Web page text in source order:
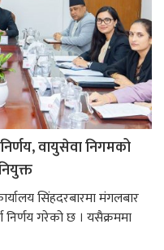
वायुसेवा निगमको
सिंहदरबारमा मंगलबार
गरेको छ । यसैक्रममा